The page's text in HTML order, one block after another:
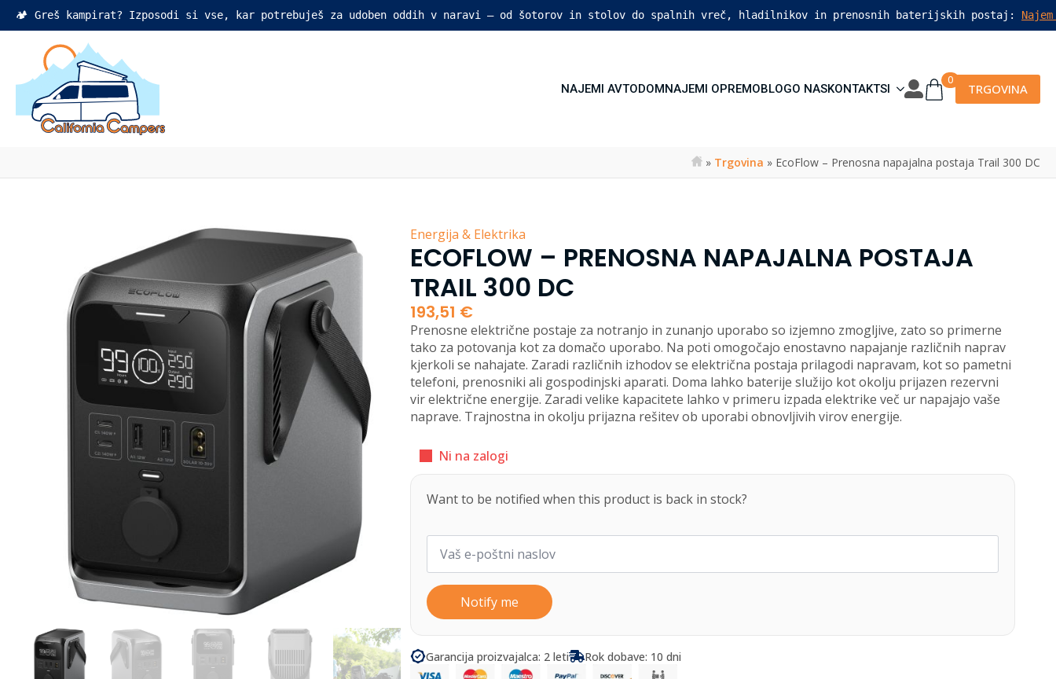
🏕️ Greš kampirat? Izposodi si vse, kar potrebuješ za udoben oddih v naravi – od šotorov in stolov do spalnih vreč, hladilnikov in prenosnih baterijskih postaj:
NAJEMI AVTODOMNAJEMI OPREMOBLOGO NASKONTAKTSI
0
TRGOVINA
» Trgovina » EcoFlow – Prenosna napajalna postaja Trail 300 DC
Energija & Elektrika
ECOFLOW – PRENOSNA NAPAJALNA POSTAJA
TRAIL 300 DC
193,51 €
Prenosne električne postaje za notranjo in zunanjo uporabo so izjemno zmogljive, zato so primerne
tako za potovanja kot za domačo uporabo. Na poti omogočajo enostavno napajanje različnih naprav
kjerkoli se nahajate. Zaradi različnih izhodov se električna postaja prilagodi napravam, kot so pametni
telefoni, prenosniki ali gospodinjski aparati. Doma lahko baterije služijo kot okolju prijazen rezervni
vir električne energije. Zaradi velike kapacitete lahko v primeru izpada elektrike več ur napajajo vaše
naprave. Trajnostna in okolju prijazna rešitev ob uporabi obnovljivih virov energije.
Ni na zalogi
Want to be notified when this product is back in stock?
Notify me
Garancija proizvajalca: 2 leti Rok dobave: 10 dni